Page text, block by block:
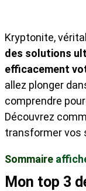
Kryptonite,
des solutions
efficacement
allez plonger
comprendre
Découvrez
transformer vos
Sommaire
Mon top 3